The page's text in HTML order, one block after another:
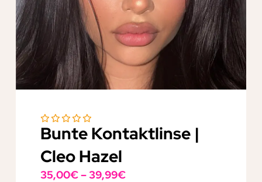
Bunte Kontaktlinse |
Cleo Hazel
35,00€–39,99€